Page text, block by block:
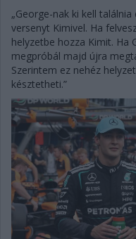
„George-nak ki kell
versenyt Kimivel. Ha
helyzetbe hozza Kimit. Ha
megpróbál majd újra
Szerintem ez nehéz
késztetheti.”